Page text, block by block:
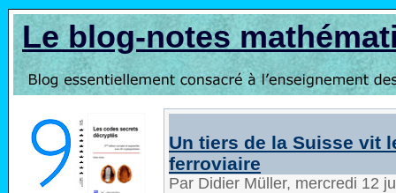
Le blog-notes
Un tiers de la Suisse vit
ferroviaire
Par Didier Müller, mercredi 12